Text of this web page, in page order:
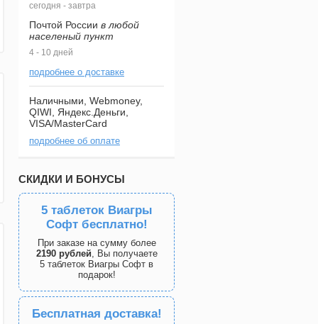
сегодня - завтра
Почтой России в любой
населеный пункт
4 - 10 дней
подробнее о доставке
Наличными, Webmoney,
QIWI, Яндекс.Деньги,
VISA/MasterCard
подробнее об оплате
СКИДКИ И БОНУСЫ
5 таблеток Виагры
Софт бесплатно!
При заказе на сумму более
2190 рублей, Вы получаете
5 таблеток Виагры Софт в
подарок!
Бесплатная доставка!